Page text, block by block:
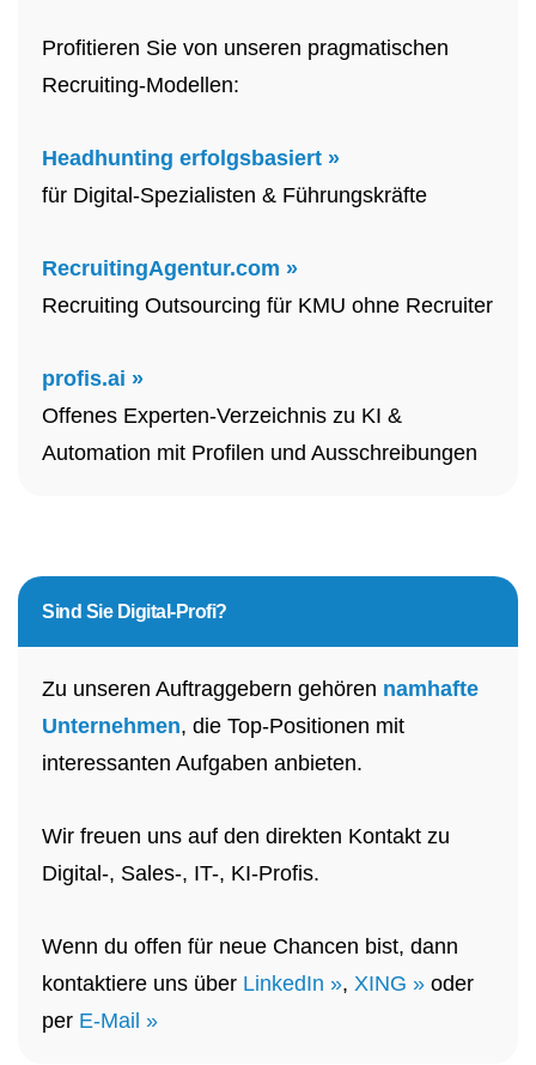
Profitieren Sie von unseren pragmatischen
Recruiting-Modellen:
Headhunting erfolgsbasiert »
für Digital-Spezialisten & Führungskräfte
RecruitingAgentur.com »
Recruiting Outsourcing für KMU ohne Recruiter
profis.ai »
Offenes Experten-Verzeichnis zu KI &
Automation mit Profilen und Ausschreibungen
Sind SieDigital-Profi?
Zu unseren Auftraggebern gehören namhafte
Unternehmen, die Top-Positionen mit
interessanten Aufgaben anbieten.
Wir freuen uns auf den direkten Kontakt zu
Digital-, Sales-, IT-, KI-Profis.
Wenn du offen für neue Chancen bist, dann
kontaktiere uns über LinkedIn », XING » oder
per E-Mail »